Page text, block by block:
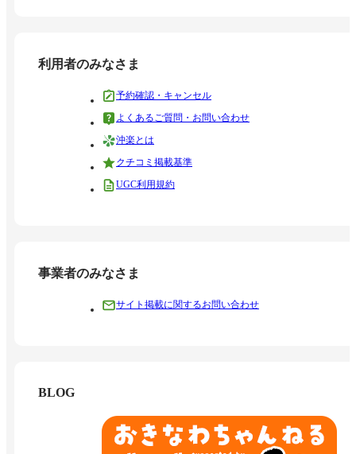
利用者のみなさま
予約確認・キャンセル
よくあるご質問・お問い合わせ
沖楽とは
クチコミ掲載基準
UGC利用規約
事業者のみなさま
サイト掲載に関するお問い合わせ
BLOG